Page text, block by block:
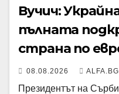
Вучич:
пълната
страна по
08.08.2026 ALFA.BG
Президентът на